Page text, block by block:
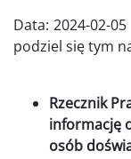
Data: 2024-02-05
podziel się tym
Rzecznik
informację
osób